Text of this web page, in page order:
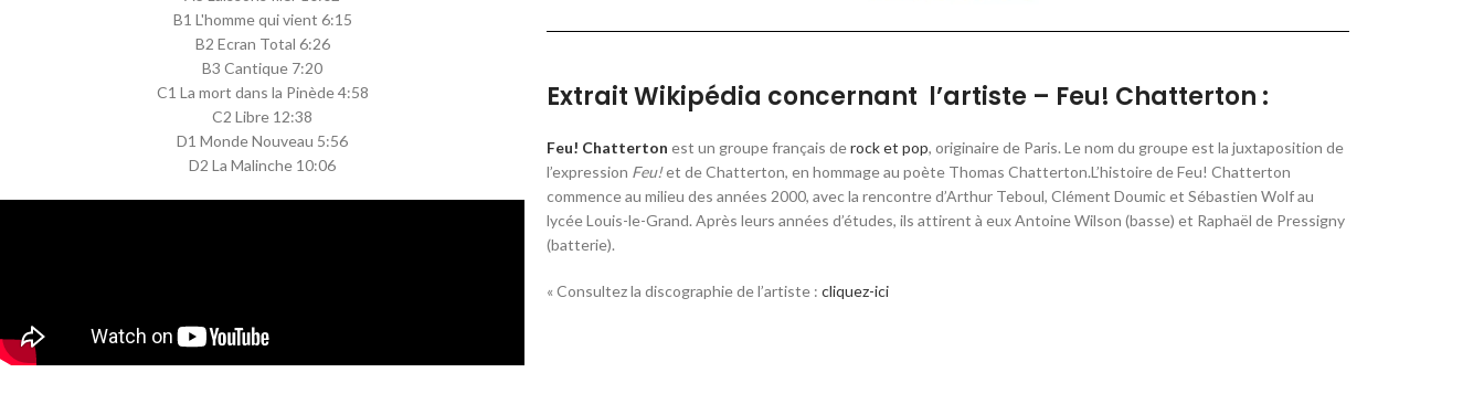
B1 L'homme qui vient 6:15
B2 Ecran Total 6:26
B3 Cantique 7:20
C1 La mort dans la Pinède 4:58
C2 Libre 12:38
D1 Monde Nouveau 5:56
D2 La Malinche 10:06
Extrait Wikipédia concernant l’artiste – Feu! Chatterton :
Feu! Chatterton est un groupe français derock et pop, originaire de Paris. Le nom du groupe est la juxtaposition de
l’expression Feu!et de Chatterton, en hommage au poète Thomas Chatterton.L’histoire de Feu! Chatterton
commence au milieu des années 2000, avec la rencontre d’Arthur Teboul, Clément Doumic et Sébastien Wolf au
lycée Louis-le-Grand. Après leurs années d’études, ils attirent à eux Antoine Wilson (basse) et Raphaël de Pressigny
(batterie).
« Consultez la discographie de l’artiste :cliquez-ici